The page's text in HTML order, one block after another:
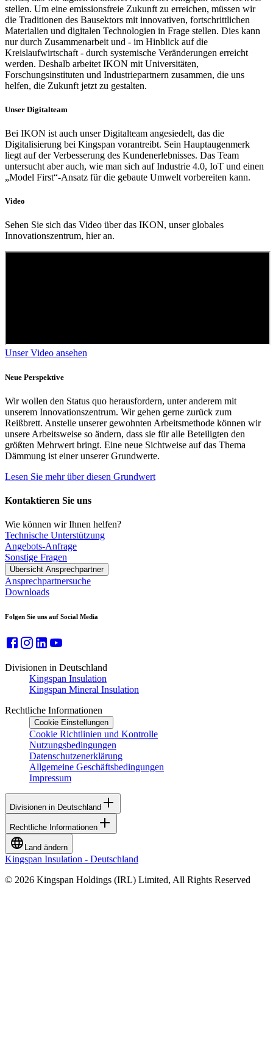
stellen. Um eine emissionsfreie Zukunft zu erreichen, müssen wir
die Traditionen des Bausektors mit innovativen, fortschrittlichen
Materialien und digitalen Technologien in Frage stellen. Dies kann
nur durch Zusammenarbeit und - im Hinblick auf die
Kreislaufwirtschaft - durch systemische Veränderungen erreicht
werden. Deshalb arbeitet IKON mit Universitäten,
Forschungsinstituten und Industriepartnern zusammen, die uns
helfen, die Zukunft jetzt zu gestalten.
Unser Digitalteam
Bei IKON ist auch unser Digitalteam angesiedelt, das die
Digitalisierung bei Kingspan vorantreibt. Sein Hauptaugenmerk
liegt auf der Verbesserung des Kundenerlebnisses. Das Team
untersucht aber auch, wie man sich auf Industrie 4.0, IoT und einen
„Model First“-Ansatz für die gebaute Umwelt vorbereiten kann.
Video
Sehen Sie sich das Video über das IKON, unser globales
Innovationszentrum, hier an.
Unser Video ansehen
Neue Perspektive
Wir wollen den Status quo herausfordern, unter anderem mit
unserem Innovationszentrum. Wir gehen gerne zurück zum
Reißbrett. Anstelle unserer gewohnten Arbeitsmethode können wir
unsere Arbeitsweise so ändern, dass sie für alle Beteiligten den
größten Mehrwert bringt. Eine neue Sichtweise auf das Thema
Dämmung ist einer unserer Grundwerte.
Lesen Sie mehr über diesen Grundwert
Kontaktieren Sie uns
Wie können wir Ihnen helfen?
Technische Unterstützung
Angebots-Anfrage
Sonstige Fragen
Übersicht Ansprechpartner
Ansprechpartnersuche
Downloads
Folgen Sie uns auf Social Media
Divisionen in Deutschland
Kingspan Insulation
Kingspan Mineral Insulation
Rechtliche Informationen
Cookie Einstellungen
Cookie Richtlinien und Kontrolle
Nutzungsbedingungen
Datenschutzenerklärung
Allgemeine Geschäftsbedingungen
Impressum
Divisionen in Deutschland
Rechtliche Informationen
Land ändern
Kingspan Insulation - Deutschland
© 2026 Kingspan Holdings (IRL) Limited, All Rights Reserved